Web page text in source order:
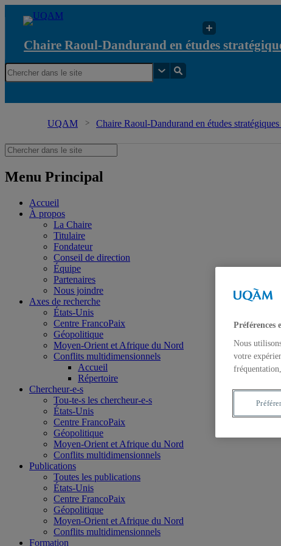
Chaire Raoul-Dandurand en études
UQAM Chaire Raoul-Dandurand en études stratégiques
Menu Principal
Accueil
À propos
La Chaire
Titulaire
Fondateur
Conseil de direction
Équipe
Partenaires
Nous joindre
Axes de recherche
États-Unis
Centre FrancoPaix
Géopolitique
Moyen-Orient et Afrique du Nord
Conflits multidimensionnels
Accueil
Répertoire
Chercheur-e-s
Tou-te-s les chercheur-e-s
États-Unis
Centre FrancoPaix
Géopolitique
Moyen-Orient et Afrique du Nord
Conflits multidimensionnels
Publications
Toutes les publications
États-Unis
Centre FrancoPaix
Géopolitique
Moyen-Orient et Afrique du Nord
Conflits multidimensionnels
Formation
Préférences
Nous
votre